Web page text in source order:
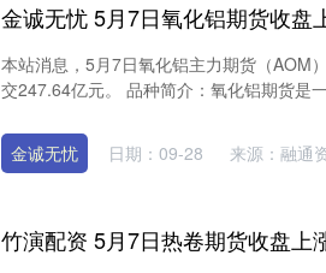
本站消息，5月7日氧化铝主力期货（AOM
交247.64亿元。 品种简介：氧化铝期货是
金诚无忧 日期：09-28 来源：融通